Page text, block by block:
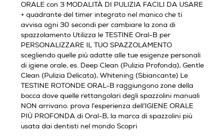
ORALE con 3 MODALITÀ DI PULIZIA FACILI DA USARE
+ quadrante del timer integrato nel manico che ti
avvisa ogni 30 secondi per cambiare la zona di
spazzolamento Utilizza le TESTINE Oral-B per
PERSONALIZZARE IL TUO SPAZZOLAMENTO
scegliendo quelle più adatte alle tue esigenze personali
di igiene orale, es. Deep Clean (Pulizia Profonda), Gentle
Clean (Pulizia Delicata), Whitening (Sbiancante) Le
TESTINE ROTONDE ORAL-B raggiungono zone della
bocca dove quelle rettangolari degli spazzolini manuali
NON arrivano: prova l’esperienza dell’IGIENE ORALE
PIÙ PROFONDA di Oral-B, la marca di spazzolini più
usata dai dentisti nel mondo Scopri